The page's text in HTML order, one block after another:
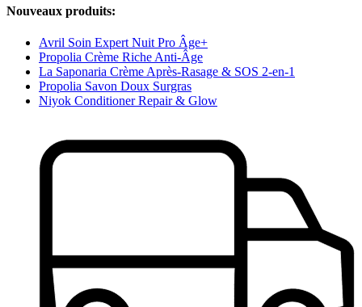
Nouveaux produits:
Avril Soin Expert Nuit Pro Âge+
Propolia Crème Riche Anti-Âge
La Saponaria Crème Après-Rasage & SOS 2-en-1
Propolia Savon Doux Surgras
Niyok Conditioner Repair & Glow